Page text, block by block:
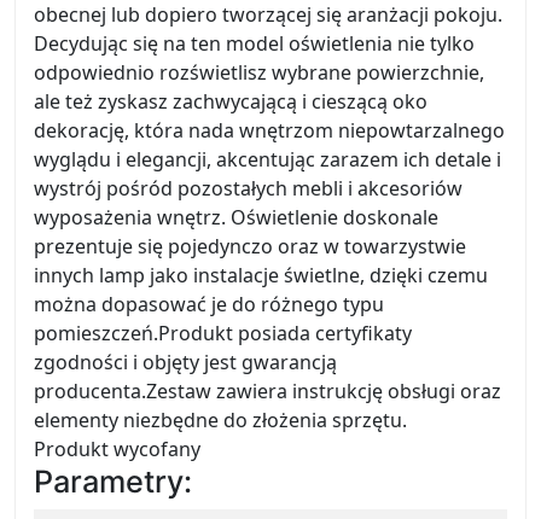
obecnej lub dopiero tworzącej się aranżacji pokoju.
Decydując się na ten model oświetlenia nie tylko
odpowiednio rozświetlisz wybrane powierzchnie,
ale też zyskasz zachwycającą i cieszącą oko
dekorację, która nada wnętrzom niepowtarzalnego
wyglądu i elegancji, akcentując zarazem ich detale i
wystrój pośród pozostałych mebli i akcesoriów
wyposażenia wnętrz. Oświetlenie doskonale
prezentuje się pojedynczo oraz w towarzystwie
innych lamp jako instalacje świetlne, dzięki czemu
można dopasować je do różnego typu
pomieszczeń.Produkt posiada certyfikaty
zgodności i objęty jest gwarancją
producenta.Zestaw zawiera instrukcję obsługi oraz
elementy niezbędne do złożenia sprzętu.
Produkt wycofany
Parametry: